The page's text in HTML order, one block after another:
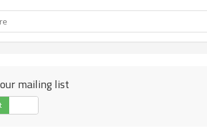
mailing list